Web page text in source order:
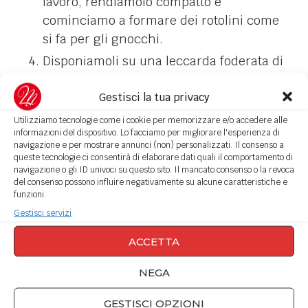
Gestisci la tua privacy
Utilizziamo tecnologie come i cookie per memorizzare e/o accedere alle
informazioni del dispositivo. Lo facciamo per migliorare l'esperienza di
navigazione e per mostrare annunci (non) personalizzati. Il consenso a
queste tecnologie ci consentirà di elaborare dati quali il comportamento di
navigazione o gli ID univoci su questo sito. Il mancato consenso o la revoca
del consenso possono influire negativamente su alcune caratteristiche e
funzioni.
Gestisci servizi
ACCETTA
NEGA
GESTISCI OPZIONI
cominciamo a formare dei rotolini come
si fa per gli gnocchi.
Disponiamoli su una leccarda foderata di
l’uno dall’altro: in cottura si gonfieranno.
Inforniamo in forno già caldo a 180°C per
circa 15 minuti. I panetti dovranno
essere cotti ma non dorati.
Tiriamoli fuori, tagliamoli in obliquo con
uno spessore di circa 1 cm (dando la
classica forma di cantuccio) e riporli
sempre a 180°C.
Per dare un colore lucido alla superficie
potete, prima di infornare, spennellare la